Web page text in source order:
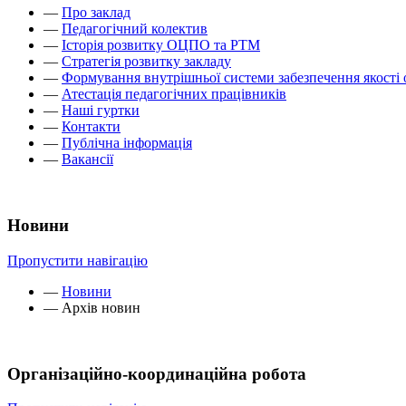
— Про заклад
— Педагогічний колектив
— Історія розвитку ОЦПО та РТМ
— Стратегія розвитку закладу
— Формування внутрішньої системи забезпечення якості
— Атестація педагогічних працівників
— Наші гуртки
— Контакти
— Публічна інформація
— Вакансії
Новини
Пропустити навігацію
— Новини
— Архів новин
Організаційно-координаційна робота